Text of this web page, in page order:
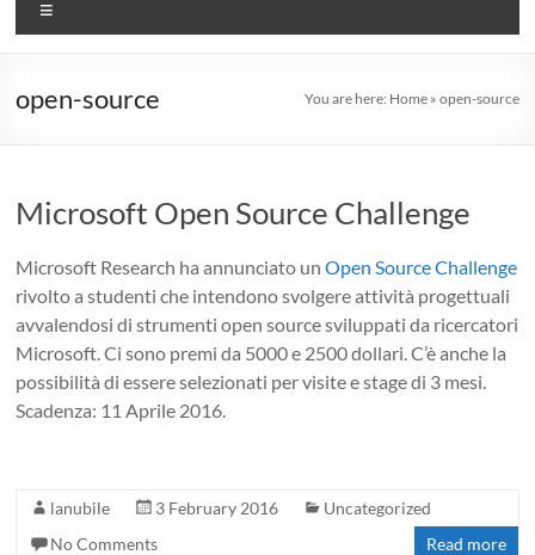
open-source You are here: Home» open-source
Microsoft Open Source Challenge
Microsoft Research ha annunciato unOpen Source Challenge
rivolto a studenti che intendono svolgere attività progettuali
avvalendosi di strumenti open source sviluppati da ricercatori
Microsoft. Ci sono premi da 5000 e 2500 dollari. C’è anche la
possibilità di essere selezionati per visite e stage di 3 mesi.
Scadenza: 11 Aprile 2016.
lanubile 3 February 2016
Uncategorized
No Comments
Read more